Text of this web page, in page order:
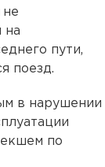
не
на
пути,
поезд.
в нарушении
по